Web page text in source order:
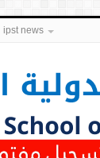
ipst news